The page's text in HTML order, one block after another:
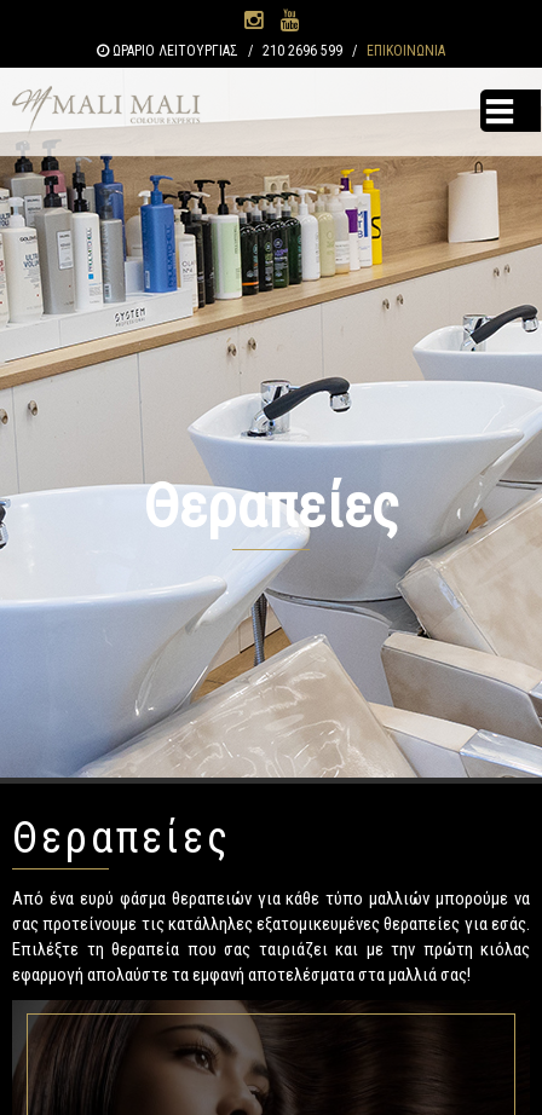
Παράκαμψη
κυρίως
ΩΡΑΡΙΟ ΛΕΙΤΟΥΡΓΙΑΣ / 210 2696 599 / ΕΠΙΚΟΙΝΩΝΙΑ
Θεραπείες
Θεραπείες
Από ένα ευρύ φάσμα θεραπειών για κάθε τύπο μαλλιών μπορούμε να
σας προτείνουμε τις κατάλληλες εξατομικευμένες θεραπείες για εσάς.
Επιλέξτε τη θεραπεία που σας ταιριάζει και με την πρώτη κιόλας
εφαρμογή απολαύστε τα εμφανή αποτελέσματα στα μαλλιά σας!